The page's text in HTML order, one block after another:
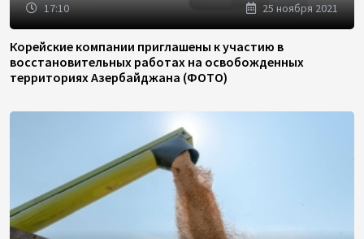
17:10 25 ноября 2021
Корейские компании приглашены к участию в
восстановительных работах на освобожденных
территориях Азербайджана (ФОТО)